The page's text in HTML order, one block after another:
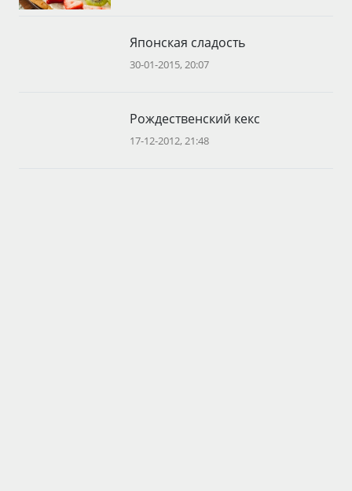
Японская сладость
30-01-2015, 20:07
Рождественский кекс
17-12-2012, 21:48